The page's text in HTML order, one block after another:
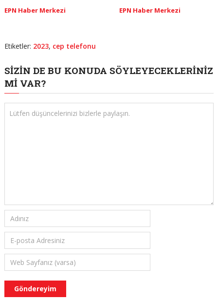
EPN Haber Merkezi EPN Haber Merkezi
Etiketler: 2023, cep telefonu
SIZIN DE BU KONUDA SÖYLEYECEKLERINIZ
MI VAR?